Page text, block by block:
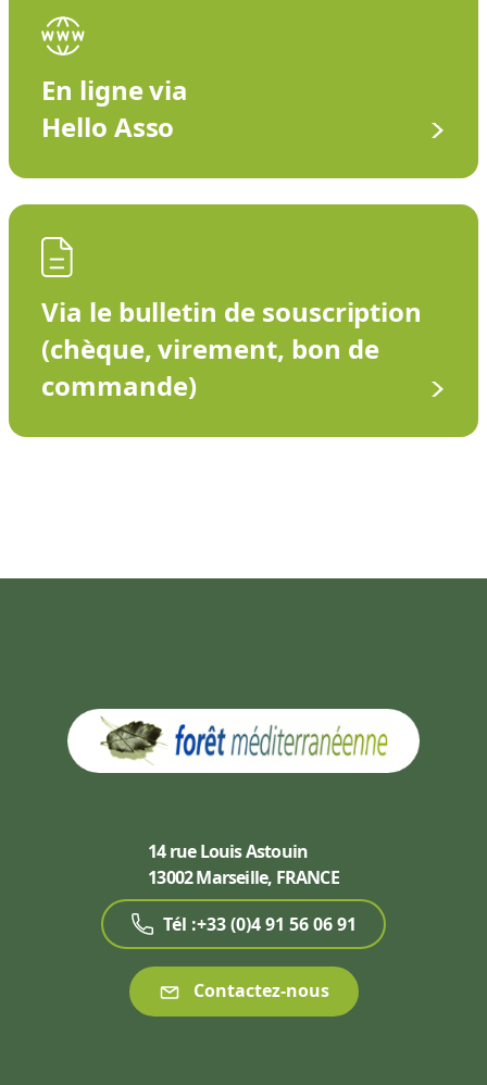
En ligne via
Hello Asso
Via le bulletin de souscription
(chèque, virement, bon de
commande)
14 rue Louis Astouin
13002 Marseille, FRANCE
Tél :+33 (0)4 91 56 06 91
Contactez-nous